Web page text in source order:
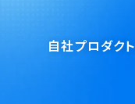
自社プロダ